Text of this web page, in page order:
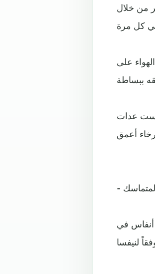
من خلال
على
ست عدات
يعرف أيضاً باسم التنفس الرنان، وهي تقنية تعتمد على التنفس المريح بمعدل 5 أو 6 أنفاس في